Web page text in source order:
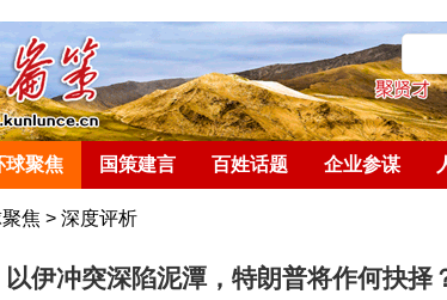
球聚焦 国策建言 百姓话题 企业参谋
焦 > 深度评析
伊冲突深陷泥潭，特朗普将作何抉择